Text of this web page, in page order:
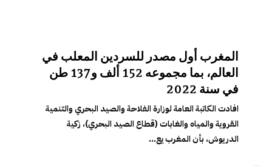
المغرب أول مصدر للسردين المعلب في
العالم، بما مجموعه 152 ألف و137 طن
في سنة 2022
افادت الكاتبة العامة لوزارة الفلاحة والصيد البحري والتنمية
القروية والمياه والغابات (قطاع الصيد البحري)، زكية
الدريوش، بأن المغرب يع...